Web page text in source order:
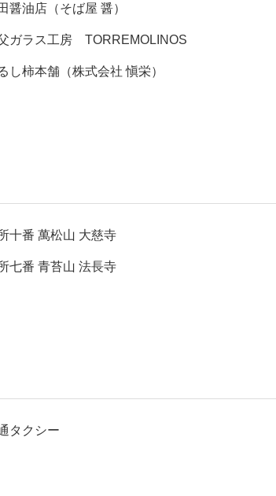
醤油店（そば屋 醤）
ガラス工房 TORREMOLINOS
し柿本舗（株式会社 愼栄）
十番 萬松山 大慈寺
七番 青苔山 法長寺
タクシー